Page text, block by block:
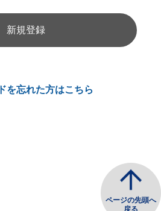
新規登録
を忘れた方はこちら
ページの先頭へ
戻る